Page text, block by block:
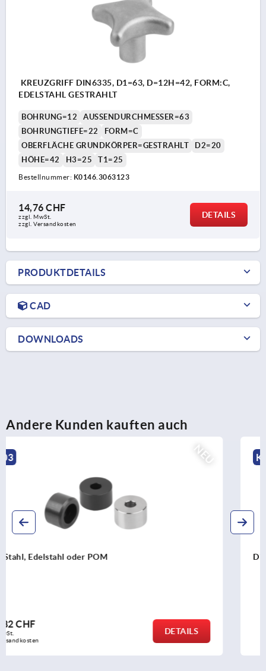
KREUZGRIFF DIN6335, D1=63, D=12H=42, FORM:C,
EDELSTAHL GESTRAHLT
BOHRUNG=12
AUSSENDURCHMESSER=63
BOHRUNGTIEFE=22
FORM=C
OBERFLÄCHE GRUNDKÖRPER=GESTRAHLT
D2=20
HÖHE=42
H3=25 T1=25
Bestellnummer: K0146.3063123
14,76 CHF
zzgl. MwSt.
zzgl. Versandkosten
DETAILS
PRODUKTDETAILS
CAD
DOWNLOADS
Andere Kunden kauften auch
NEU
Dichtringe DIN 7603 Kupfer, Aluminium oder Edelstahl
ab
zzgl. Versandkosten